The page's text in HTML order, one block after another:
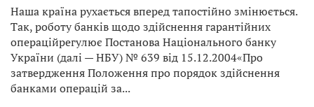
Наша країна рухається вперед тапостійно змінюється.
Так, роботу банків щодо здійснення гарантійних
операційрегулює Постанова Національного банку
України (далі — НБУ) № 639 від 15.12.2004«Про
затвердження Положення про порядок здійснення
банками операцій за...